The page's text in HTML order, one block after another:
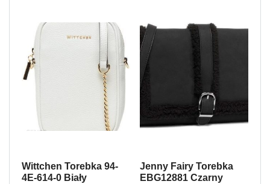
Wittchen Torebka 94-
4E-614-0 Biały
Jenny Fairy Torebka
EBG12881 Czarny